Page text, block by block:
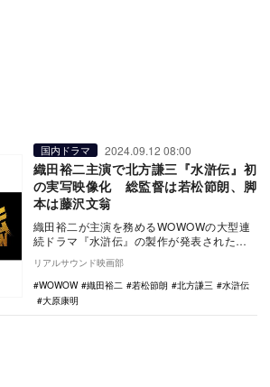
国内ドラマ 2024.09.12 08:00
織田裕二主演で北方謙三『水滸伝』初
の実写映像化 総監督は若松節朗、脚
本は藤沢文翁
織田裕二が主演を務めるWOWOWの大型連
続ドラマ『水滸伝』の製作が発表された。
本作は、累計発行部数1160万部を突破し
てい…
リアルサウンド映画部
WOWOW
織田裕二 若松節朗 北方謙三
水滸伝
大原康明